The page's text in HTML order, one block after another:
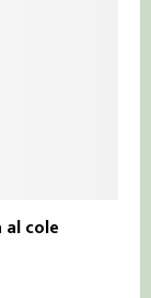
al cole